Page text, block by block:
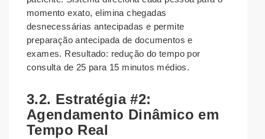
momento exato, elimina chegadas
desnecessárias antecipadas e permite
preparação antecipada de documentos e
exames. Resultado: redução do tempo por
consulta de 25 para 15 minutos médios.
3.2. Estratégia #2:
Agendamento Dinâmico em
Tempo Real